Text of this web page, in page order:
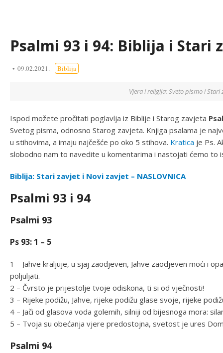
Psalmi 93 i 94: Biblija i Stari
09.02.2021. Biblija
Vjera i religija: Sveto pismo i Stari
Ispod možete pročitati poglavlja iz Biblije i Starog zavjeta
Svetog pisma, odnosno Starog zavjeta. Knjiga psalama je
u stihovima, a imaju najčešće po oko 5 stihova. Kratica je Ps.
slobodno nam to navedite u komentarima i nastojati ćemo to
Biblija: Stari zavjet i Novi zavjet – NASLOVNICA
Psalmi 93 i 94
Psalmi 93
Ps 93: 1 – 5
1 – Jahve kraljuje, u sjaj zaodjeven, Jahve zaodjeven moći i
poljuljati.
2 – Čvrsto je prijestolje tvoje odiskona, ti si od vječnosti!
3 – Rijeke podižu, Jahve, rijeke podižu glase svoje, rijeke
4 – Jači od glasova voda golemih, silniji od bijesnoga mora:
5 – Tvoja su obećanja vjere predostojna, svetost je ures
Psalmi 94